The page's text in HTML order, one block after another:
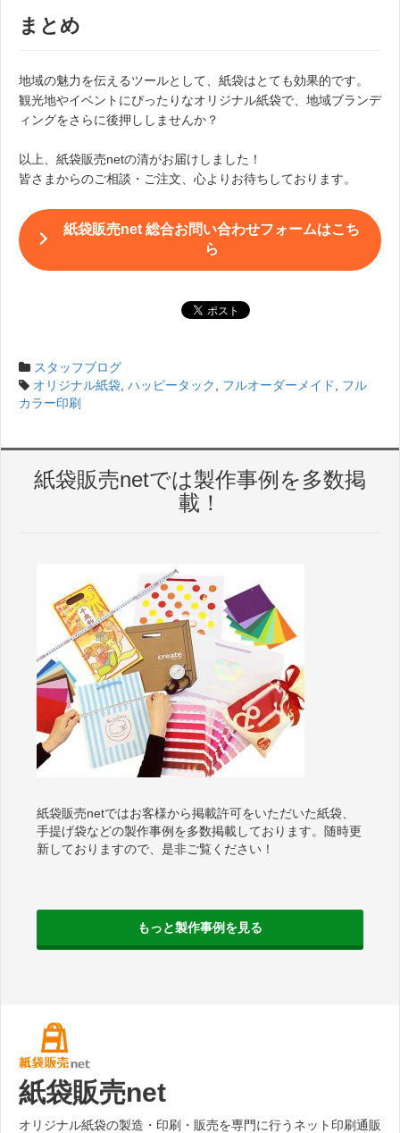
まとめ
地域の魅力を伝えるツールとして、紙袋はとても効果的です。
観光地やイベントにぴったりなオリジナル紙袋で、地域ブランデ
ィングをさらに後押ししませんか？
以上、紙袋販売netの清がお届けしました！
皆さまからのご相談・ご注文、心よりお待ちしております。
紙袋販売net 総合お問い合わせフォームはこち
ら
スタッフブログ
オリジナル紙袋 ハッピータック フルオーダーメイド
フル
カラー印刷
紙袋販売netでは製作事例を多数掲
載！
紙袋販売netではお客様から掲載許可をいただいた紙袋、
手提げ袋などの製作事例を多数掲載しております。随時更
新しておりますので、是非ご覧ください！
もっと製作事例を見る
紙袋販売net
オリジナル紙袋の製造・印刷・販売を専門に行うネット印刷通販